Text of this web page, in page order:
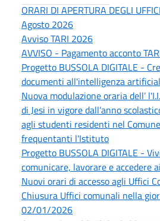
ORARI DI APERTURA DEGLI
Agosto 2026
Avviso TARI 2026
AVVISO - Pagamento acconto
Progetto BUSSOLA DIGITALE -
documenti all'intelligenza
Nuova modulazione oraria dell’
di Jesi in vigore dall’anno
agli studenti residenti nel
frequentanti l'Istituto
Progetto BUSSOLA DIGITALE -
comunicare, lavorare e accedere
Nuovi orari di accesso agli Uffici
Chiusura Uffici comunali nella
02/01/2026